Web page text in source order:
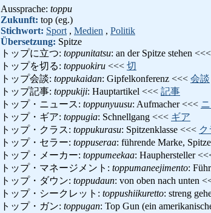
Aussprache: toppu
Zukunft: top (eg.)
Stichwort: Sport , Medien , Politik
Übersetzung: Spitze
トップに立つ: toppunitatsu: an der Spitze stehen <<<
トップを切る: toppuokiru <<< 切
トップ会談: toppukaidan: Gipfelkonferenz <<< 会談
トップ記事: toppukiji: Hauptartikel <<< 記事
トップ・ニュース: toppunyuusu: Aufmacher <<<
トップ・ギア: toppugia: Schnellgang <<< ギア
トップ・クラス: toppukurasu: Spitzenklasse <<< ク
トップ・セラー: toppuseraa: führende Marke,
トップ・メーカー: toppumeekaa: Hauphersteller
トップ・マネージメント: toppumaneejimento:
トップ・ダウン: toppudaun: von oben nach unten
トップ・シークレット: toppushiikuretto: streng
トップ・ガン: toppugan: Top Gun (ein